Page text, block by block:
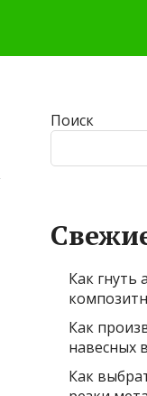
Поиск
Как
Как
навесных
Как